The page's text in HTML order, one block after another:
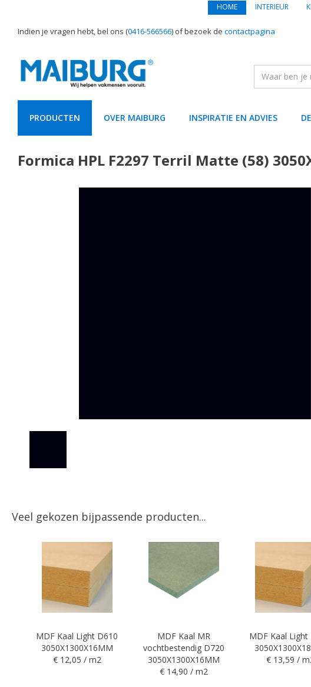
HOME INTERIEUR
Indien je vragen hebt, bel ons (0416-566566) of bezoek de contactpagina
PRODUCTEN OVER MAIBURG INSPIRATIE EN ADVIES
Formica HPL F2297 Terril Matte (58)
Veel gekozen bijpassende producten...
MDF Kaal Light D610
3050X1300X16MM
€ 12,05 / m2
MDF Kaal MR
vochtbestendig D720
3050X1300X16MM
€ 14,90 / m2
MDF Kaal Light
€ 13,59 /